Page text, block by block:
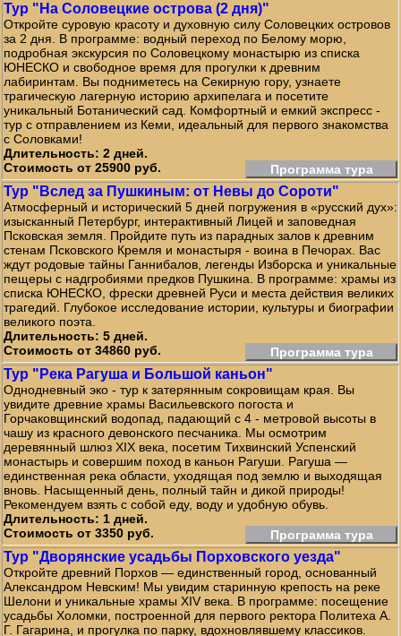
Тур "На Соловецкие острова (2 дня)"
Откройте суровую красоту и духовную силу Соловецких островов
за 2 дня. В программе: водный переход по Белому морю,
подробная экскурсия по Соловецкому монастырю из списка
ЮНЕСКО и свободное время для прогулки к древним
лабиринтам. Вы подниметесь на Секирную гору, узнаете
трагическую лагерную историю архипелага и посетите
уникальный Ботанический сад. Комфортный и емкий экспресс -
тур с отправлением из Кеми, идеальный для первого знакомства
с Соловками!
Длительность: 2 дней.
Стоимость от 25900 руб.
Программа тура
Тур "Вслед за Пушкиным: от Невы до Сороти"
Атмосферный и исторический 5 дней погружения в «русский дух»:
изысканный Петербург, интерактивный Лицей и заповедная
Псковская земля. Пройдите путь из парадных залов к древним
стенам Псковского Кремля и монастыря - воина в Печорах. Вас
ждут родовые тайны Ганнибалов, легенды Изборска и уникальные
пещеры с надгробиями предков Пушкина. В программе: храмы из
списка ЮНЕСКО, фрески древней Руси и места действия великих
трагедий. Глубокое исследование истории, культуры и биографии
великого поэта.
Длительность: 5 дней.
Стоимость от 34860 руб.
Программа тура
Тур "Река Рагуша и Большой каньон"
Однодневный эко - тур к затерянным сокровищам края. Вы
увидите древние храмы Васильевского погоста и
Горчаковщинский водопад, падающий с 4 - метровой высоты в
чашу из красного девонского песчаника. Мы осмотрим
деревянный шлюз XIX века, посетим Тихвинский Успенский
монастырь и совершим поход в каньон Рагуши. Рагуша —
единственная река области, уходящая под землю и выходящая
вновь. Насыщенный день, полный тайн и дикой природы!
Рекомендуем взять с собой еду, воду и удобную обувь.
Длительность: 1 дней.
Стоимость от 3350 руб.
Программа тура
Тур "Дворянские усадьбы Порховского уезда"
Откройте древний Порхов — единственный город, основанный
Александром Невским! Мы увидим старинную крепость на реке
Шелони и уникальные храмы XIV века. В программе: посещение
усадьбы Холомки, построенной для первого ректора Политеха А.
Г. Гагарина, и прогулка по парку, вдохновлявшему классиков.